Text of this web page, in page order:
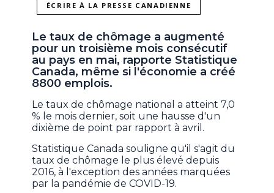
ÉCRIRE À LA PRESSE CANADIENNE
Le taux de chômage a augmenté
pour un troisième mois consécutif
au pays en mai, rapporte Statistique
Canada, même si l'économie a créé
8800 emplois.
Le taux de chômage national a atteint 7,0
% le mois dernier, soit une hausse d'un
dixième de point par rapport à avril.
Statistique Canada souligne qu'il s'agit du
taux de chômage le plus élevé depuis
2016, à l'exception des années marquées
par la pandémie de COVID-19.